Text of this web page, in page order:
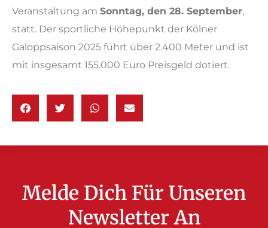
Veranstaltung am Sonntag, den 28. September,
statt. Der sportliche Höhepunkt der Kölner
Galoppsaison 2025 führt über 2.400 Meter und ist
mit insgesamt 155.000 Euro Preisgeld dotiert.
Melde Dich Für Unseren
Newsletter An